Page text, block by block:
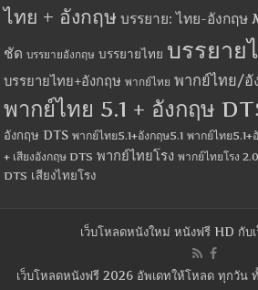
ไทย + อังกฤษ บรรยาย: ไทย-อังกฤษ
ชัด บรรยายอังกฤษ บรรยายไทย บรรยาย
บรรยายไทย+อังกฤษ พากย์ไทย พากย์ไทย/อั
พากย์ไทย 5.1 + อังกฤษ
อังกฤษ DTS พากย์ไทย5.1+อังกฤษ5.1 พากย์ไทย5.1+
+ เสียงอังกฤษ DTS พากย์ไทยโรง พากย์ไทยโรง
DTS เสียงไทยโรง
เว็บโหลดหนังใหม่ หนังฟรี HD กับ
เว็บโหลดหนังฟรี 2026 อัพเดทให้โหลด ทุกวัน